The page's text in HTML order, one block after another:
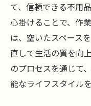
て、信頼できる不用
心掛けることで、作
は、空いたスペース
直して生活の質を向
のプロセスを通じて
能なライフスタイル